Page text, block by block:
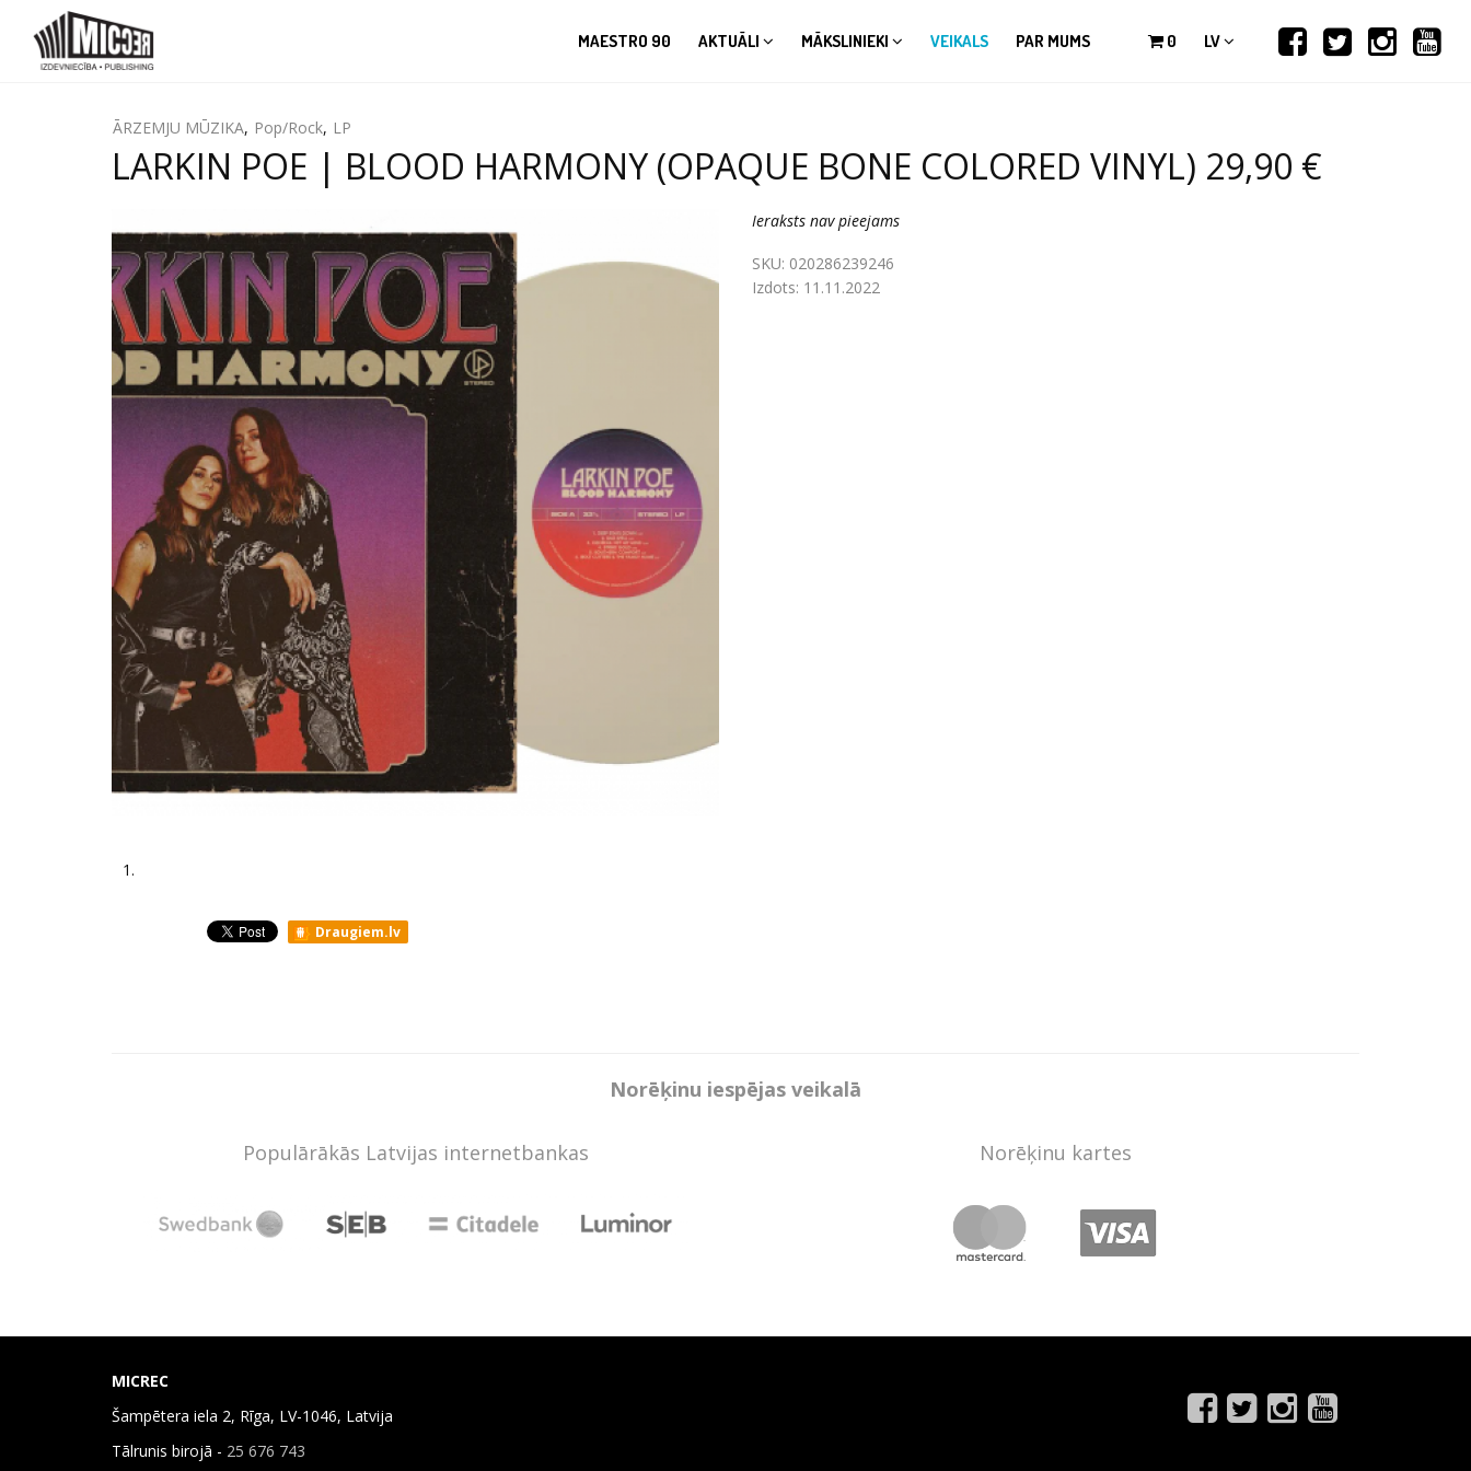
MAESTRO 90 AKTUĀLI MĀKSLINIEKI VEIKALS PAR MUMS 0 LV
ĀRZEMJU MŪZIKA, Pop/Rock, LP
LARKIN POE | BLOOD HARMONY (OPAQUE BONE COLORED VINYL) 29,90 €
Ieraksts nav pieejams
SKU: 020286239246
Izdots: 11.11.2022
1.
Draugiem.lv
Norēķinu iespējas veikalā
Populārākās Latvijas internetbankas Norēķinu kartes
MICREC
Šampētera iela 2, Rīga, LV-1046, Latvija
Tālrunis birojā - 25 676 743